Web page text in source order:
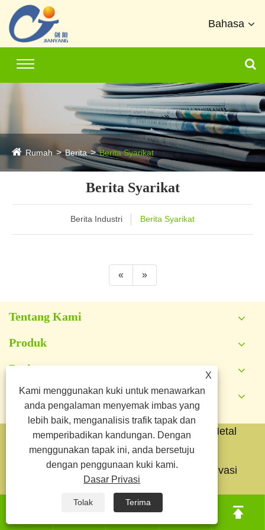
Bahasa
Rumah Berita Berita Syarikat
Berita Syarikat
Berita Industri Berita Syarikat
« »
Tentang Kami
Produk
Berita
Hubungi Kami
Hak Cipta © 2026 Yongkang Jianyang Metal
Co.,Ltd. Hak Cipta Terpelihara.
Links
Sitemap RSS XML Dasar Privasi
 
X
Kami menggunakan kuki untuk menawarkan
anda pengalaman menyemak imbas yang
lebih baik, menganalisis trafik tapak dan
memperibadikan kandungan. Dengan
menggunakan tapak ini, anda bersetuju
dengan penggunaan kuki kami.
Dasar Privasi
Tolak Terima